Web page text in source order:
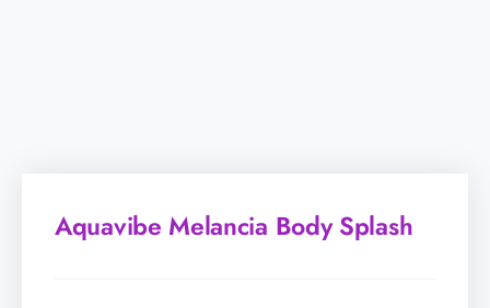
Aquavibe Melancia Body Splash